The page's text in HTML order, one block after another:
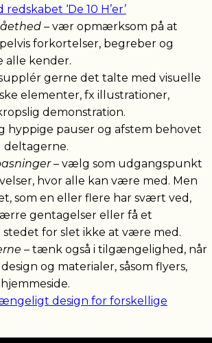
‘De 10 H’er’
– vær opmærksom på at
forkortelser, begreber og
alle kender.
gerne det talte med visuelle
elementer, fx illustrationer,
demonstration.
hyppige pauser og afstem behovet
deltagerne.
– vælg som udgangspunkt
hvor alle kan være med. Men
som en eller flere har svært ved,
gentagelser eller få et
for slet ikke at være med.
– tænk også i tilgængelighed, når
og materialer, såsom flyers,
design for forskellige